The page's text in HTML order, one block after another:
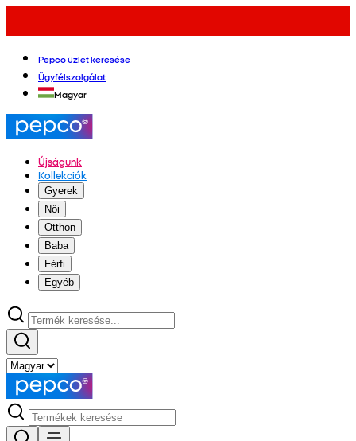
Pepco üzlet keresése
Ügyfélszolgálat
Magyar
Újságunk
Kollekciók
Gyerek
Női
Otthon
Baba
Férfi
Egyéb